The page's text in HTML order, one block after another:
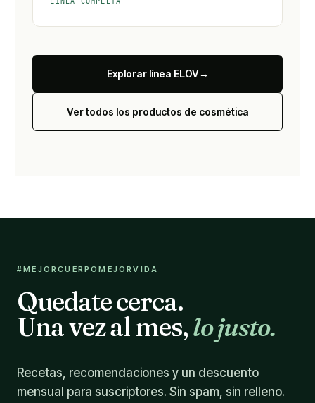
Explorar línea ELOV→
Ver todos los productos de cosmética
#MEJORCUERPOMEJORVIDA
Quedate cerca.
Una vez al mes,lo justo.
Recetas, recomendaciones y un descuento
mensual para suscriptores. Sin spam, sin relleno.